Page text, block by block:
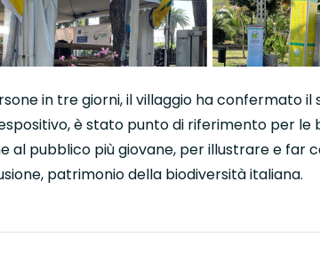
in tre giorni, il villaggio ha confermato
è stato punto di riferimento per le
al pubblico più giovane, per illustrare e far
patrimonio della biodiversità italiana.